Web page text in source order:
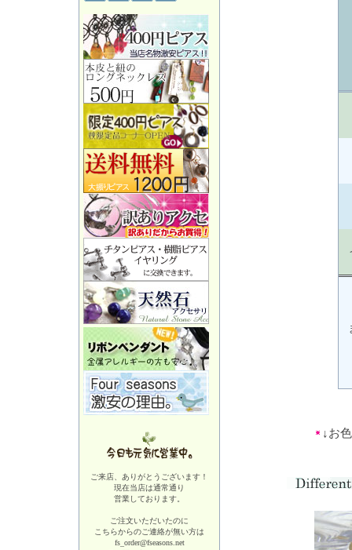
ご来店、ありがとうございます！
現在当店は通常通り
営業しております。
ご注文いただいたのに
こちらからのご連絡が無い方は
fs_order@fseasons.net
↓お